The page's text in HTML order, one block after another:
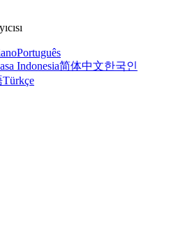
Português
Indonesia简体中文한국인
Türkçe